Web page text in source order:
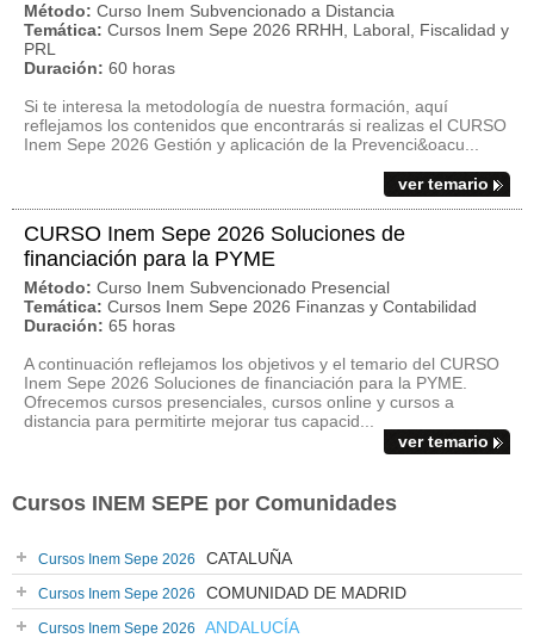
Método: Curso Inem Subvencionado a Distancia
Temática: Cursos Inem Sepe 2026 RRHH, Laboral, Fiscalidad y
PRL
Duración: 60 horas
Si te interesa la metodología de nuestra formación, aquí
reflejamos los contenidos que encontrarás si realizas el CURSO
Inem Sepe 2026 Gestión y aplicación de la Prevenci&oacu...
ver temario
CURSO Inem Sepe 2026 Soluciones de
financiación para la PYME
Método: Curso Inem Subvencionado Presencial
Temática: Cursos Inem Sepe 2026 Finanzas y Contabilidad
Duración: 65 horas
A continuación reflejamos los objetivos y el temario del CURSO
Inem Sepe 2026 Soluciones de financiación para la PYME.
Ofrecemos cursos presenciales, cursos online y cursos a
distancia para permitirte mejorar tus capacid...
ver temario
Cursos INEM SEPE por Comunidades
Cursos Inem Sepe 2026 CATALUÑA
Cursos Inem Sepe 2026 COMUNIDAD DE MADRID
Cursos Inem Sepe 2026 ANDALUCÍA